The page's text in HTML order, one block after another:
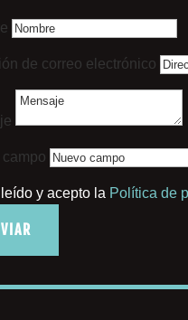
de correo electrónico
campo
y acepto la Política de